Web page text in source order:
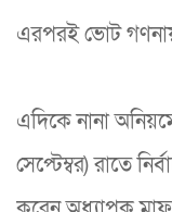
এরপরই ভোট
এদিকে নানা
সেপ্টেম্বর) রাতে